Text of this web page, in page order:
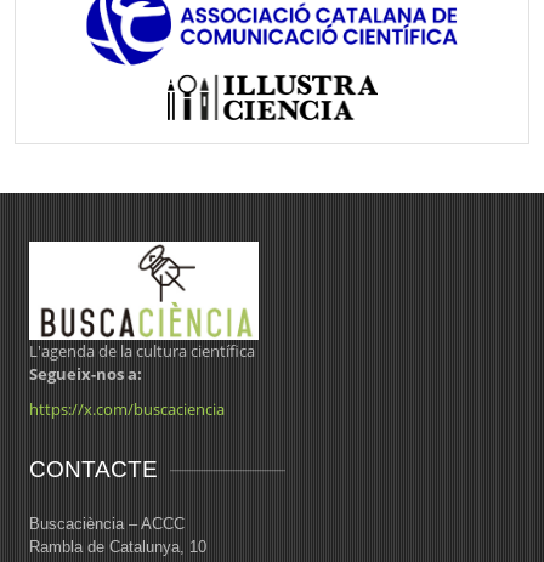
L'agenda de la cultura científica
Segueix-nos a:
https://x.com/buscaciencia
CONTACTE
Buscaciència – ACCC
Rambla de Catalunya, 10